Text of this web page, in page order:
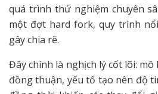
quá trình thử nghiệm chuyên
một đợt hard fork, quy trình
gây chia rẽ.
Đây chính là nghịch lý cốt lõi:
đồng thuận, yếu tố tạo nên độ